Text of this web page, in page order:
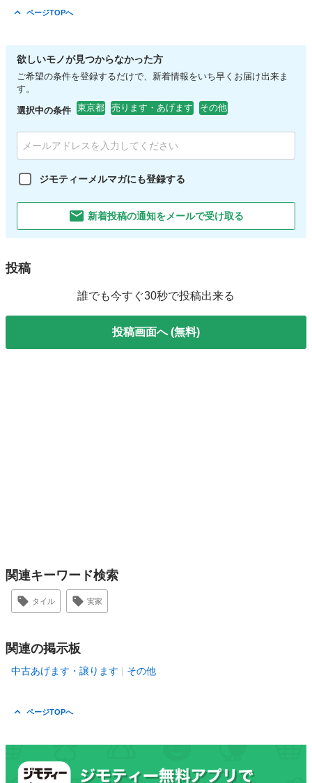
ページTOPへ
欲しいモノが見つからなかった方
ご希望の条件を登録するだけで、新着情報をいち早くお届け出来ま
す。
選択中の条件 東京都 売ります・あげます その他
ジモティーメルマガにも登録する
新着投稿の通知をメールで受け取る
投稿
誰でも今すぐ30秒で投稿出来る
投稿画面へ (無料)
関連キーワード検索
タイル 実家
関連の掲示板
中古あげます・譲ります その他
ページTOPへ